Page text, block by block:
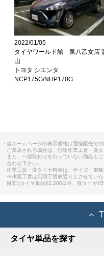
2022/01/05
タイヤワールド館 泉八乙女店
山
トヨタ シエンタ
NCP175G/NHP170G
・当ホームページの表示価格は通信販売で
ご来店される場合は、別途作業工賃・廃
また、一部取付けを行っていない商品も
合わせ下さい。
・作業工賃・廃タイヤ料金は、サイズ・車
※作業工賃は店頭工賃表通りとさせていた
目安:(タイヤ単品¥2,200/1本、廃タイヤ
タイヤ単品を探す